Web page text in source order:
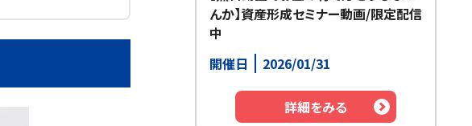
んか】資産形成セミナー動画/限定配信
中
開催日
2026/01/31
詳細をみる